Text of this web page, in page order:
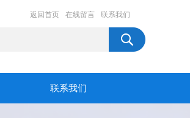
返回首页 在线留言 联系我们
联系我们